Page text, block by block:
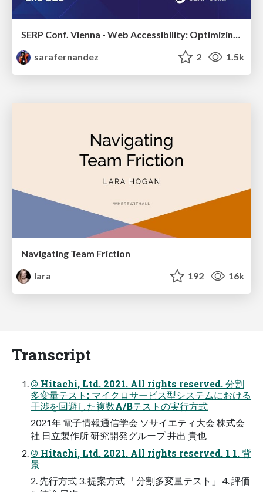
SERP Conf. Vienna - Web Accessibility: Optimizing for Inclusivity and SEO
sarafernandez
2 1.5k
Navigating Team Friction
lara
192 16k
Transcript
© Hitachi, Ltd. 2021. All rights reserved. 分割
多変量テスト: マイクロサービス型システムにおける
干渉を回避した複数A/Bテストの実行方式
2021年 電子情報通信学会 ソサイエティ大会 株式会
社 日立製作所 研究開発グループ 井出 貴也
© Hitachi, Ltd. 2021. All rights reserved. 1 1. 背
景
2. 先行方式 3. 提案方式 「分割多変量テスト」 4. 評価